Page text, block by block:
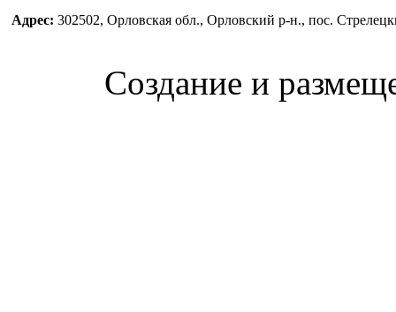
Адрес: 302502, Орловская обл., Орловский р-н., пос.
Создание и